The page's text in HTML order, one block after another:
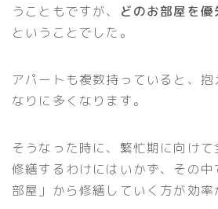
うこともですが、
どのお部屋を
ということでした。
アパートも複数持っていると、
なりに多くなります。
そうなった時に、繁忙期に向け
修繕するわけにはいかず、その
部屋」から修繕していく方が効率